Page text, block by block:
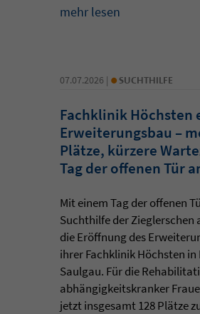
mehr lesen
07.07.2026 | • SUCHTHILFE
Fachklinik Höchsten
Erweiterungsbau –
Plätze, kürzere
Tag der offenen Tür
Mit einem Tag der offenen
Suchthilfe der Zieglerschen
die Eröffnung des
ihrer Fachklinik Höchsten in
Saulgau. Für die
abhängigkeitskranker
jetzt insgesamt 128 Plätze